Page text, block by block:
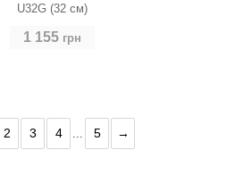
U32G (32 см)
1 155 грн
2 3 4 →
5